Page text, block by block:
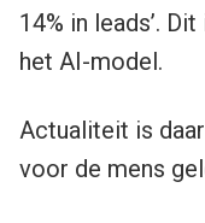
14% in leads’.
het AI-model.
Actualiteit is
voor de mens